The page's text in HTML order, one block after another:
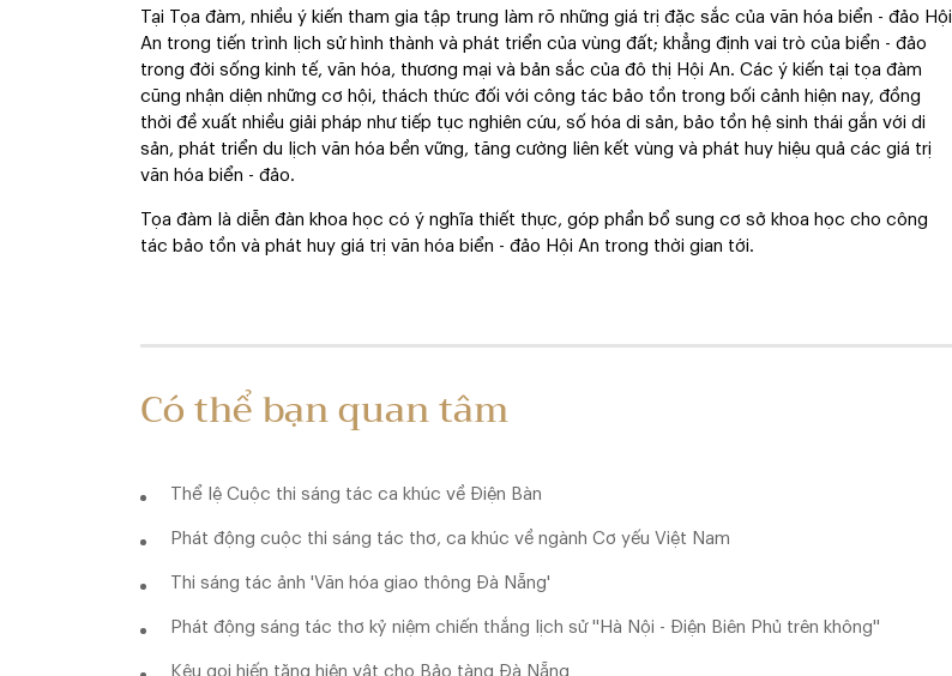
Tại Tọa đàm, nhiều ý kiến tham gia tập trung làm rõ những giá trị đặc sắc của văn hóa biển - đảo Hội
An trong tiến trình lịch sử hình thành và phát triển của vùng đất; khẳng định vai trò của biển - đảo
trong đời sống kinh tế, văn hóa, thương mại và bản sắc của đô thị Hội An. Các ý kiến tại tọa đàm
cũng nhận diện những cơ hội, thách thức đối với công tác bảo tồn trong bối cảnh hiện nay, đồng
thời đề xuất nhiều giải pháp như tiếp tục nghiên cứu, số hóa di sản, bảo tồn hệ sinh thái gắn với di
sản, phát triển du lịch văn hóa bền vững, tăng cường liên kết vùng và phát huy hiệu quả các giá trị
văn hóa biển - đảo.
Tọa đàm là diễn đàn khoa học có ý nghĩa thiết thực, góp phần bổ sung cơ sở khoa học cho công
tác bảo tồn và phát huy giá trị văn hóa biển - đảo Hội An trong thời gian tới.
Có thể bạn quan tâm
Thể lệ Cuộc thi sáng tác ca khúc về Điện Bàn
Phát động cuộc thi sáng tác thơ, ca khúc về ngành Cơ yếu Việt Nam
Thi sáng tác ảnh 'Văn hóa giao thông Đà Nẵng'
Phát động sáng tác thơ kỷ niệm chiến thắng lịch sử ''Hà Nội - Điện Biên Phủ trên không''
Kêu gọi hiến tặng hiện vật cho Bảo tàng Đà Nẵng